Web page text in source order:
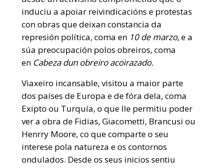
induciu a apoiar reivindicacións e protestas
con obras que deixan constancia da
represión política, coma en 10 de marzo,e a
súa preocupación polos obreiros, coma
en Cabeza dun obreiro acoirazado.
Viaxeiro incansable, visitou a maior parte
dos países de Europa e de fóra dela, coma
Exipto ou Turquía, o que lle permitiu poder
ver a obra de Fidias, Giacometti, Brancusi ou
Henrry Moore, co que comparte o seu
interese pola natureza e os contornos
ondulados. Desde os seus inicios sentiu